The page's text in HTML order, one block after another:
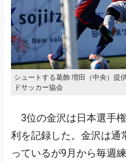
シュートする葛飾 増田（中央）提
ドサッカー協会
3位の金沢は日本選手
利を記録した。金沢は通
っているが9月から毎週